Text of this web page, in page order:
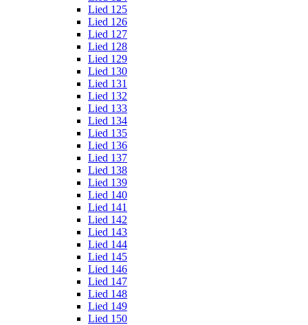
Lied 125
Lied 126
Lied 127
Lied 128
Lied 129
Lied 130
Lied 131
Lied 132
Lied 133
Lied 134
Lied 135
Lied 136
Lied 137
Lied 138
Lied 139
Lied 140
Lied 141
Lied 142
Lied 143
Lied 144
Lied 145
Lied 146
Lied 147
Lied 148
Lied 149
Lied 150